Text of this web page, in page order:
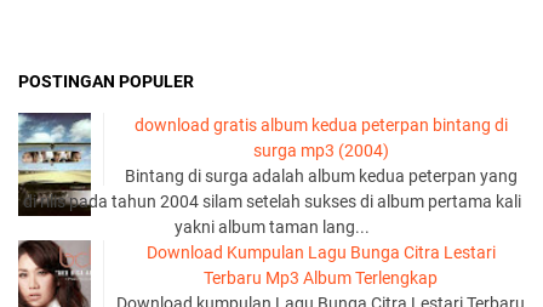
POSTINGAN POPULER
download gratis album kedua peterpan bintang di
surga mp3 (2004)
Bintang di surga adalah album kedua peterpan yang
di rilis pada tahun 2004 silam setelah sukses di album pertama kali
yakni album taman lang...
Download Kumpulan Lagu Bunga Citra Lestari
Terbaru Mp3 Album Terlengkap